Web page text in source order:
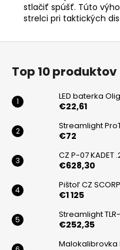
stlačiť spúšť. Túto
strelci pri taktických
Z
Top 10 produktov
LED baterka
€22,61
Streamlight
€72
CZ P-07 KADET
€628,30
Pištoľ CZ
€1 125
Streamlight
€252,35
Malokalibrovka